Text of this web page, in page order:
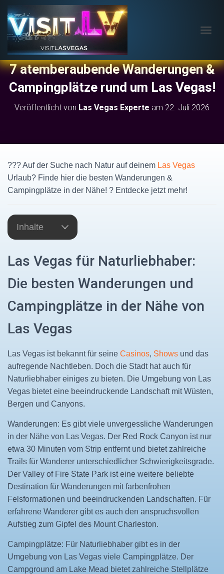
I
G
A
I
M
7 atemberaubende Wanderungen &
Campingplätze rund um Las Vegas!
Veröffentlicht von Las Vegas Experte am 22. Juli 2026
???️ Auf der Suche nach Natur auf deinem Las Vegas
Urlaub? Finde hier die besten Wanderungen &
Campingplätze in der Nähe! ?️ Entdecke jetzt mehr!
Inhalte
Las Vegas für Naturliebhaber:
Die besten Wanderungen und
Campingplätze in der Nähe von
Las Vegas
Las Vegas ist bekannt für seine Casinos, Shows und das
aufregende Nachtleben. Doch die Stadt hat auch für
Naturliebhaber einiges zu bieten. Die Umgebung von Las
Vegas bietet eine beeindruckende Landschaft mit Wüsten,
Bergen und Canyons.
Wanderungen: Es gibt viele unvergessliche Wanderungen
in der Nähe von Las Vegas. Der Red Rock Canyon ist nur
etwa 30 Minuten vom Strip entfernt und bietet zahlreiche
Trails für Wanderer unterschiedlicher Schwierigkeitsgrade.
Der Valley of Fire State Park ist eine weitere beliebte
Destination für Wanderungen mit farbenfrohen
Felsformationen und beeindruckenden Landschaften. Für
erfahrene Wanderer gibt es auch den anspruchsvollen
Aufstieg zum Gipfel des Mount Charleston.
Campingplätze: Für Naturliebhaber gibt es in der
Umgebung von Las Vegas viele Campingplätze. Der
Campground am Lake Mead bietet zahlreiche Stellplätze